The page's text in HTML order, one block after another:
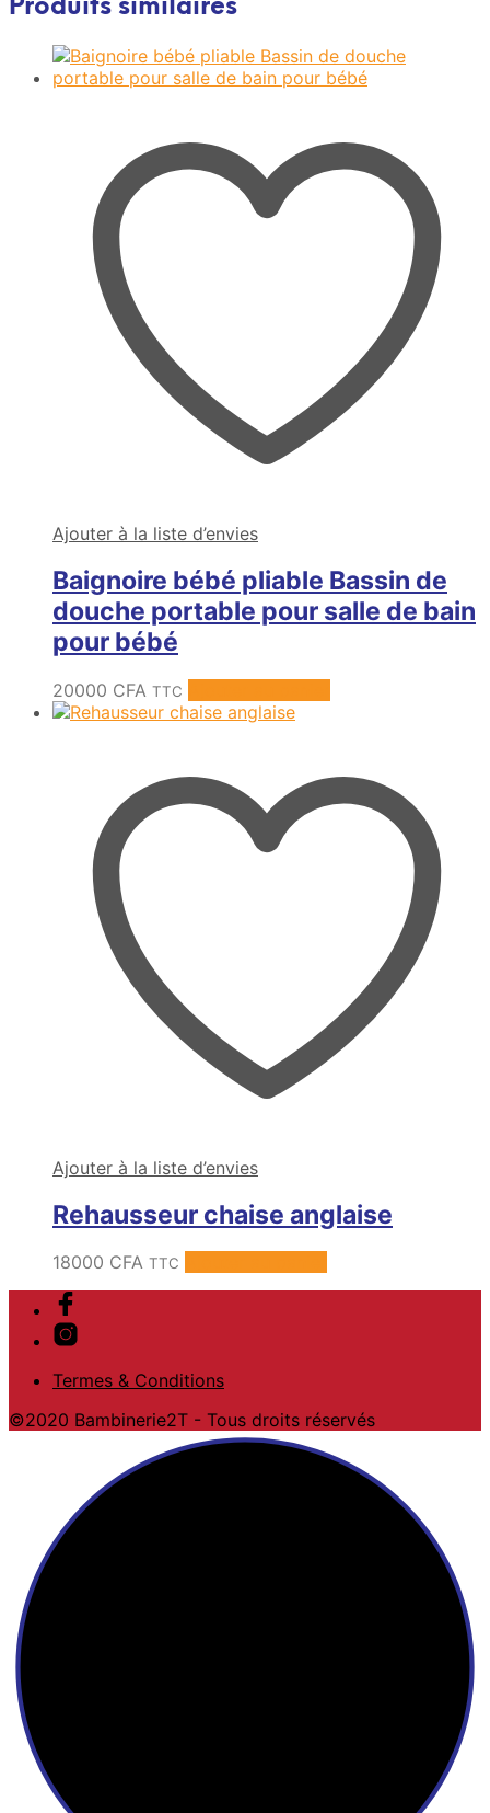
Produits similaires
Ajouter à la liste d’envies
Baignoire bébé pliable Bassin de
douche portable pour salle de bain
pour bébé
20000 CFA TTC
Ajouter à la liste d’envies
Rehausseur chaise anglaise
18000 CFA TTC
Termes & Conditions
©2020 Bambinerie2T - Tous droits réservés